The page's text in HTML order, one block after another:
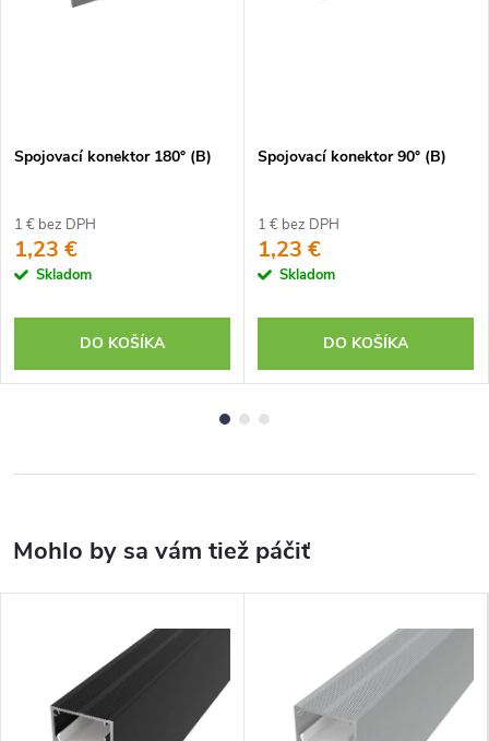
Spojovací konektor 180° (B)
1 € bez DPH
1,23 €
Skladom
DO KOŠÍKA
Spojovací konektor 90° (B)
1 € bez DPH
1,23 €
Skladom
DO KOŠÍKA